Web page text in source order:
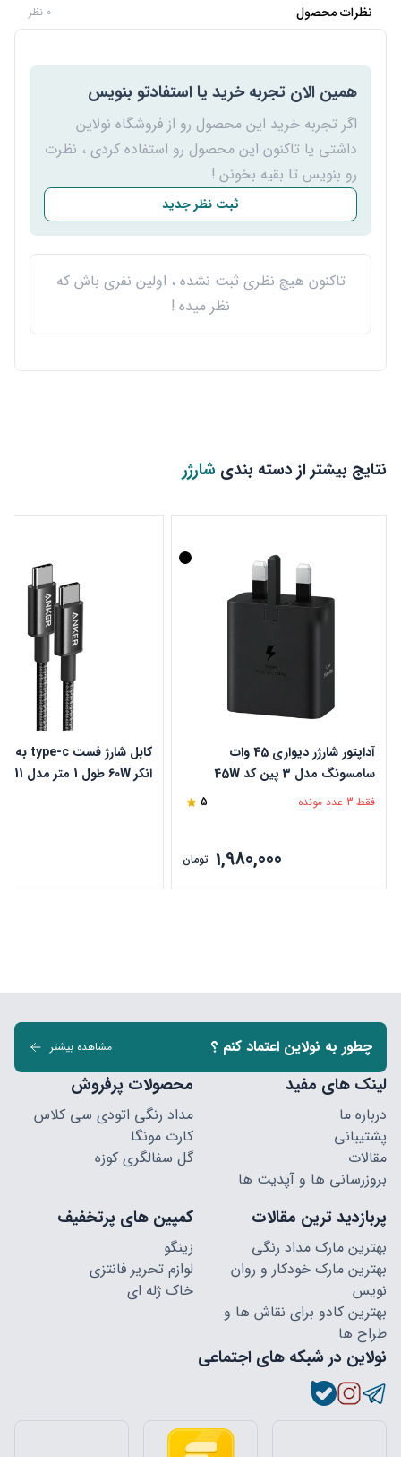
نظرات محصول 0 نظر
همین الان تجربه خرید یا استفادتو بنویس
اگر تجربه خرید این محصول رو از فروشگاه نولاین
داشتی یا تاکنون این محصول رو استفاده کردی ، نظرت
رو بنویس تا بقیه بخونن !
ثبت نظر جدید
تاکنون هیچ نظری ثبت نشده ، اولین نفری باش که
نظر میده !
نتایج بیشتر از دسته بندی شارژر
آداپتور شارژر دیواری 45 وات
سامسونگ مدل 3 پین کد 45W
T4511
فقط 3 عدد مونده 5
1,980,000 تومان
انکر 60W طول 1 متر مدل A8752H11
چطور به نولاین اعتماد کنم ؟ مشاهده بیشتر
لینک های مفید
درباره ما
پشتیبانی
مقالات
بروزرسانی ها و آپدیت ها
محصولات پرفروش
مداد رنگی اتودی سی کلاس
کارت مونگا
گل سفالگری کوزه
پربازدید ترین مقالات
بهترین مارک مداد رنگی
بهترین مارک خودکار و روان
نویس
بهترین کادو برای نقاش ها و
طراح ها
کمپین های پرتخفیف
زینگو
لوازم تحریر فانتزی
خاک ژله ای
نولاین در شبکه های اجتماعی